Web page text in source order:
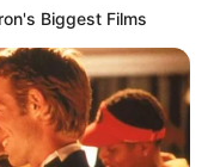
de Alerta.
Biggest Films